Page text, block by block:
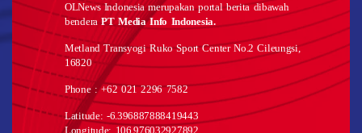
OLNews Indonesia merupakan portal berita dibawah
benderaPT Media Info Indonesia.
Metland Transyogi Ruko Sport Center No.2 Cileungsi,
16820
Phone : +62 021 2296 7582
Latitude: -6.396887888419443
Longitude: 106.976032927892